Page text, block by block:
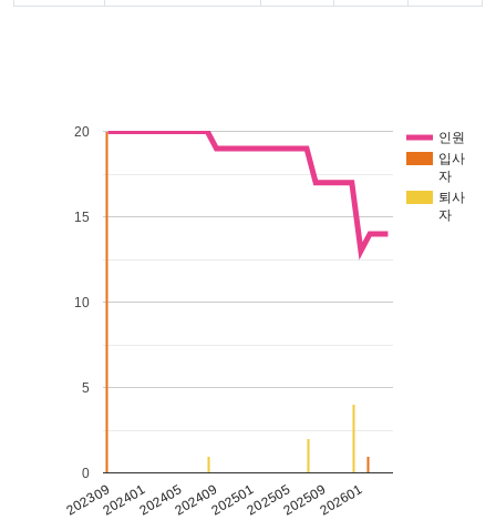
인원
입사
자
퇴사
자
202309202401202405202409202501202505202509202601
0
5
10
15
20